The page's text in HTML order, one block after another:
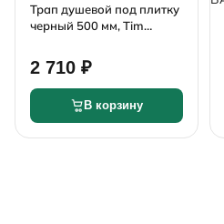
Трап душевой под плитку
черный 500 мм, Tim
2 710 ₽
В корзину